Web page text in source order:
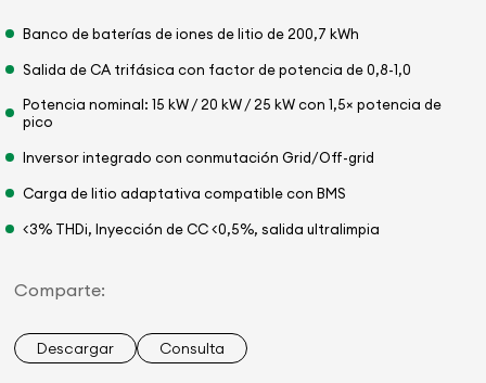
Banco de baterías de iones de litio de 200,7 kWh
Salida de CA trifásica con factor de potencia de 0,8-1,0
Potencia nominal: 15 kW / 20 kW / 25 kW con 1,5× potencia de
pico
Inversor integrado con conmutación Grid/Off-grid
Carga de litio adaptativa compatible con BMS
<3% THDi, Inyección de CC <0,5%, salida ultralimpia
Comparte:
Descargar Consulta